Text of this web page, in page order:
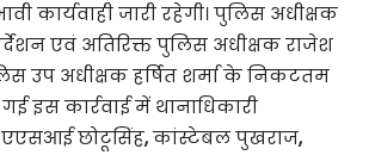
कार्यवाही जारी रहेगी। पुलिस अधीक्षक
एवं अतिरिक्त पुलिस अधीक्षक राजेश
उप अधीक्षक हर्षित शर्मा के निकटतम
इस कार्रवाई में थानाधिकारी
एएसआई छोटूसिंह,कांस्टेबल पुखराज,